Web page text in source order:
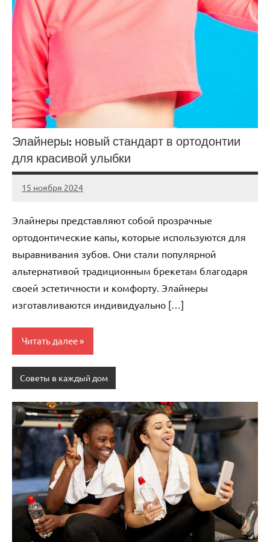
Элайнеры: новый стандарт в ортодонтии
для красивой улыбки
15 ноября 2024
Avtor
Нет
Элайнеры представляют собой прозрачные
ортодонтические капы, которые используются для
выравнивания зубов. Они стали популярной
альтернативой традиционным брекетам благодаря
своей эстетичности и комфорту. Элайнеры
изготавливаются индивидуально […]
Читать далее
Советы в каждый дом